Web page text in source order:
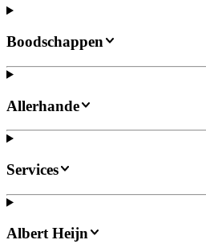
Boodschappen
Allerhande
Services
Albert Heijn